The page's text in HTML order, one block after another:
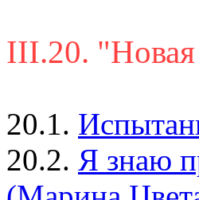
III.20. "Новая
20.1.
20.2. Я знаю